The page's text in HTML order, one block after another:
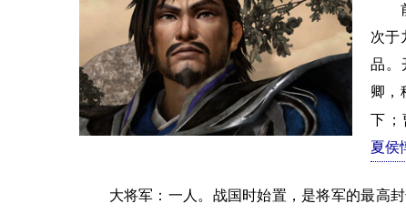
前
次于
品。
卿，
下；
夏侯
大将军：一人。战国时始置，是将军的最高封